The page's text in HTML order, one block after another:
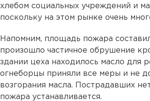
хлебом социальных учреждений и
поскольку на этом рынке очень
Напомним, площадь пожара
произошло частичное обрушение
здании цеха находилось масло для
огнеборцы приняли все меры и не
возгорания масла. Пострадавших
пожара устанавливается.